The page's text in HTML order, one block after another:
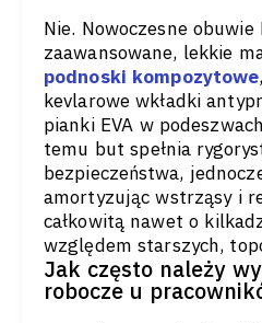
Nie. Nowoczesne
zaawansowane, lekkie
podnoski kompozytowe
kevlarowe wkładki
pianki EVA w
temu but spełnia
bezpieczeństwa,
amortyzując wstrząsy i
całkowitą nawet o
względem starszych,
Jak często należy
robocze u